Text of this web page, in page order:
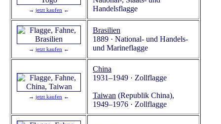
→ jetzt kaufen ←
Handelsflagge
→ jetzt kaufen ←
Brasilien
1889 · National- und Handels-
und Marineflagge
→ jetzt kaufen ←
China
1931–1949 · Zollflagge
Taiwan (Republik China),
1949–1976 · Zollflagge